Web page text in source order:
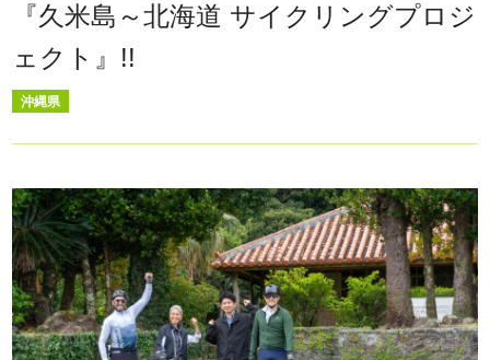
『久米島～北海道 サイクリングプロジ
ェクト』!!
沖縄県